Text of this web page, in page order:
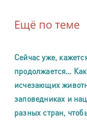
Ещё по теме
Сейчас уже,
продолжается…
исчезающих
заповедниках и
разных стран,